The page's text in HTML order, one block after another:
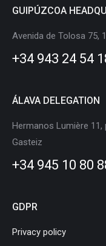
opens
window
opens
window
opens
in
window
in
GUIPÚZCOA
Avenida de Tolosa 75,
+34 943 24 54
ÁLAVA DELEGATION
Hermanos Lumière
Gasteiz
+34 945 10 80
GDPR
Privacy policy